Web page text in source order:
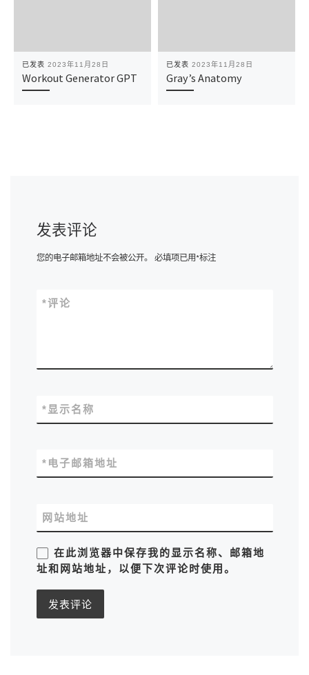
已发表 2023年11月28日
Workout Generator GPT
已发表 2023年11月28日
Gray’s Anatomy
发表评论
您的电子邮箱地址不会被公开。 必填项已用*标注
评论
*
显示名称
*
电子邮箱地址
*
网站地址
在此浏览器中保存我的显示名称、邮箱地
址和网站地址，以便下次评论时使用。